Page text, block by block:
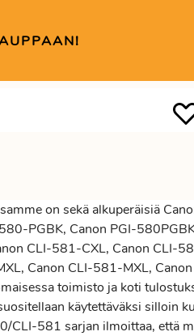
on sekä alkuperäisiä
PGBK, Canon PGI-
CLI-581-CXL, Canon CLI-
Canon CLI-581-MXL,
toimisto ja koti
käytettäväksi silloin
CLI-581 sarjan ilmoittaa, että